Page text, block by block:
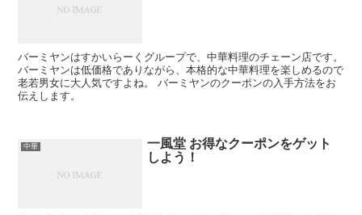
バーミヤンはすかいらーくグループで、中華料理のチェーン店です。
バーミヤンは低価格でありながら、本格的な中華料理を楽しめるので
老若男女に大人気ですよね。 バーミヤンのクーポンの入手方法をお
伝えします。
中華
一風堂 お得なクーポンをゲット
しよう！